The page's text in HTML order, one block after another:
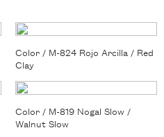
Color / M-824 Rojo Arcilla / Red
Clay
Color / M-819 Nogal Slow /
Walnut Slow